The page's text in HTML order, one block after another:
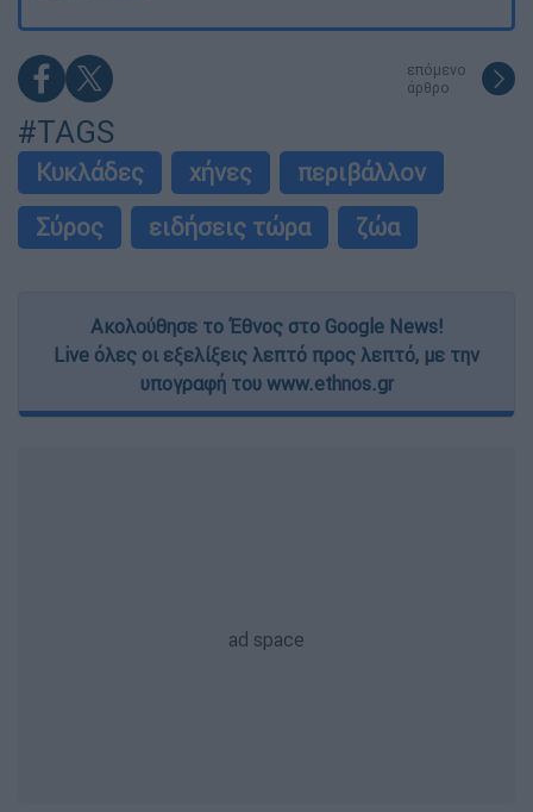
επόμενο
άρθρο
#TAGS
Κυκλάδες χήνες
περιβάλλον
Σύρος
ειδήσεις τώρα ζώα
Ακολούθησε το Έθνος στο Google News!
Live όλες οι εξελίξεις λεπτό προς λεπτό, με την
υπογραφή του www.ethnos.gr